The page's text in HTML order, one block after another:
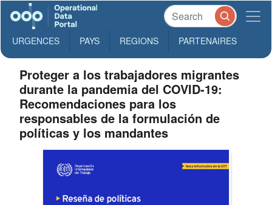
URGENCES PAYS REGIONS PARTENAIRES
Proteger a los trabajadores migrantes
durante la pandemia del COVID-19:
Recomendaciones para los
responsables de la formulación de
políticas y los mandantes